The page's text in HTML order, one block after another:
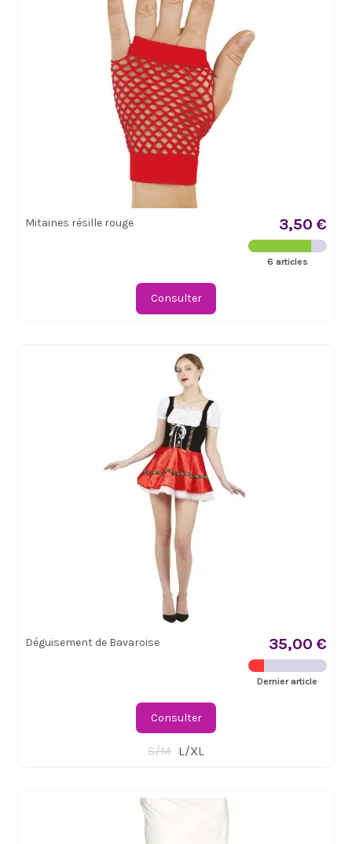
Mitaines résille rouge 3,50 €
6 articles
Consulter
Déguisement de Bavaroise 35,00 €
Dernier article
Consulter
S/M L/XL